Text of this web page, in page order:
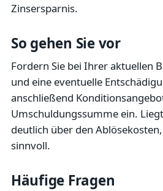
Zinsersparnis.
So gehen Sie vor
Fordern Sie bei Ihrer aktuellen
und eine eventuelle
anschließend
Umschuldungssumme ein.
deutlich über den
sinnvoll.
Häufige Fragen